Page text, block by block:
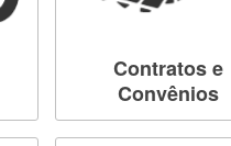
Contratos e
Convênios